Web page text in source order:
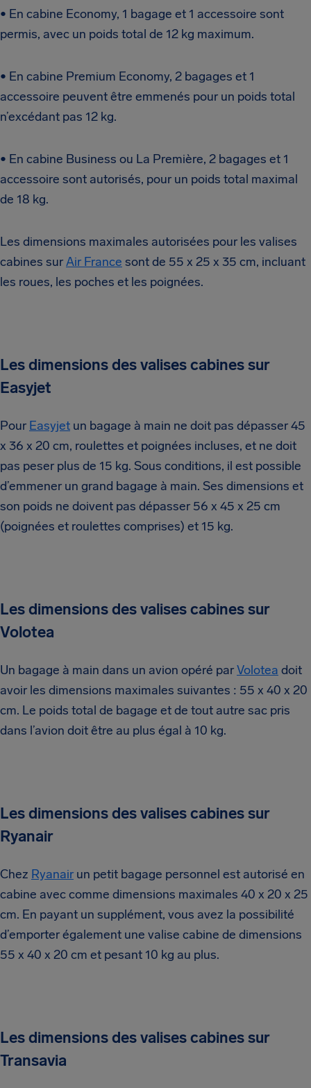
• En cabine Economy, 1 bagage et 1 accessoire sont
permis, avec un poids total de 12 kg maximum.
• En cabine Premium Economy, 2 bagages et 1
accessoire peuvent être emmenés pour un poids total
n’excédant pas 12 kg.
• En cabine Business ou La Première, 2 bagages et 1
accessoire sont autorisés, pour un poids total maximal
de 18 kg.
Les dimensions maximales autorisées pour les valises
cabines surAir France sont de 55 x 25 x 35 cm, incluant
les roues, les poches et les poignées.
Les dimensions des valises cabines sur
Easyjet
Pour Easyjet un bagage à main ne doit pas dépasser 45
x 36 x 20 cm, roulettes et poignées incluses, et ne doit
pas peser plus de 15 kg. Sous conditions, il est possible
d’emmener un grand bagage à main. Ses dimensions et
son poids ne doivent pas dépasser 56 x 45 x 25 cm
(poignées et roulettes comprises) et 15 kg.
Les dimensions des valises cabines sur
Volotea
Un bagage à main dans un avion opéré parVolotea doit
avoir les dimensions maximales suivantes : 55 x 40 x 20
cm. Le poids total de bagage et de tout autre sac pris
dans l’avion doit être au plus égal à 10 kg.
Les dimensions des valises cabines sur
Ryanair
Chez Ryanair un petit bagage personnel est autorisé en
cabine avec comme dimensions maximales 40 x 20 x 25
cm. En payant un supplément, vous avez la possibilité
d’emporter également une valise cabine de dimensions
55 x 40 x 20 cm et pesant 10 kg au plus.
Les dimensions des valises cabines sur
Transavia